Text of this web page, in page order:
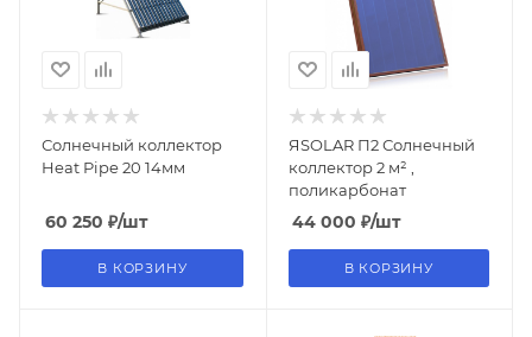
Солнечный коллектор
Heat Pipe 20 14мм
60 250 ₽/шт
В КОРЗИНУ
ЯSOLAR П2 Солнечный
коллектор 2 м² ,
поликарбонат
44 000 ₽/шт
В КОРЗИНУ